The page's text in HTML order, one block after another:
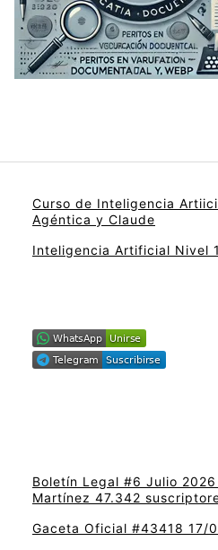
Curso de Inteligencia
Agéntica y Claude
Inteligencia Artificial Nivel
Boletín Legal #6 Julio 2026
Martínez 47.342
Gaceta Oficial #43418 17/